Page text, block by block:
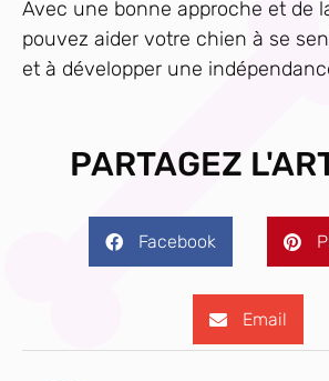
Avec une bonne approche et de
pouvez aider votre chien à se
et à développer une
PARTAGEZ
Facebook
Email